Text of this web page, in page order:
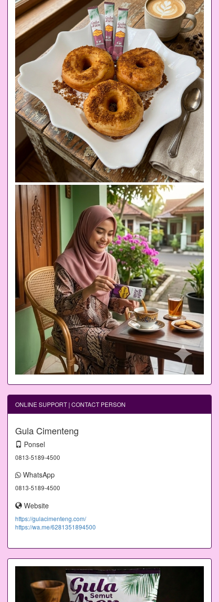
ONLINE SUPPORT | CONTACT PERSON
Gula Cimenteng
Ponsel
0813-5189-4500
WhatsApp
0813-5189-4500
Website
https://gulacimenteng.com/
https://wa.me/6281351894500